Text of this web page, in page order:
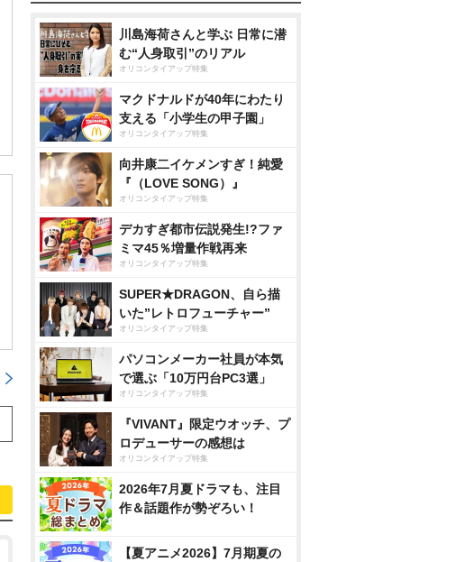
川島海荷さんと学ぶ 日常に潜
む“人身取引”のリアル
オリコンタイアップ特集
マクドナルドが40年にわたり
支える「小学生の甲子園」
オリコンタイアップ特集
向井康二イケメンすぎ！純愛
『（LOVE SONG）』
オリコンタイアップ特集
デカすぎ都市伝説発生!?ファ
ミマ45％増量作戦再来
オリコンタイアップ特集
SUPER★DRAGON、自ら描
いた”レトロフューチャー”
オリコンタイアップ特集
パソコンメーカー社員が本気
で選ぶ「10万円台PC3選」
オリコンタイアップ特集
『VIVANT』限定ウオッチ、プ
ロデューサーの感想は
オリコンタイアップ特集
2026年7月夏ドラマも、注目
作＆話題作が勢ぞろい！
【夏アニメ2026】7月期夏の